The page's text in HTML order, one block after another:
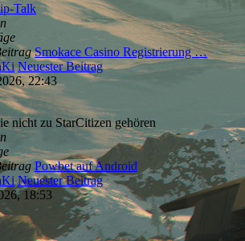
Talk
Smokace Casino Registrierung …
Neuester Beitrag
22:43
nicht zu StarCitizen gehören
Powbet auf Android
Neuester Beitrag
18:53